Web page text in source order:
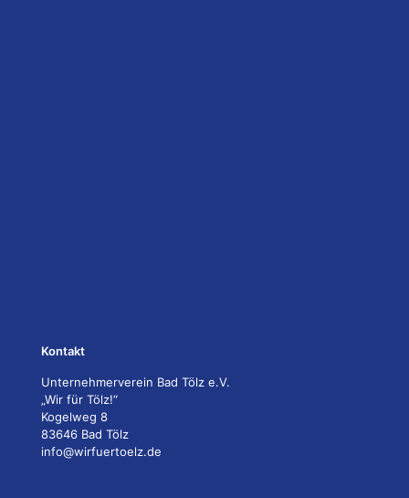
Kontakt
Unternehmerverein Bad Tölz e.V.
„Wir für Tölz!“
Kogelweg 8
83646 Bad Tölz
info@wirfuertoelz.de